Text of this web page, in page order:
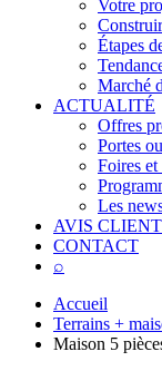
Votre
Étapes
Marché
ACTUALITÉ
Offres
Portes
Foires et
Les
AVIS
CONTACT
⌕
Accueil
Terrains +
Maison 5